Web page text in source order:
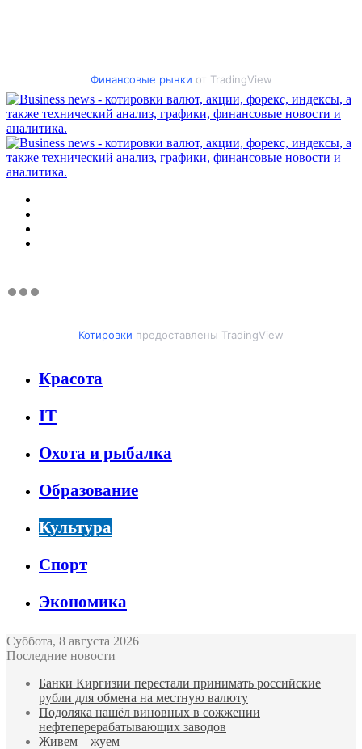
Финансовые рынки от TradingView
Котировки предоставлены TradingView
Красота
IT
Охота и рыбалка
Образование
Культура
Спорт
Экономика
Суббота, 8 августа 2026
Последние новости
Банки Киргизии перестали принимать российские
рубли для обмена на местную валюту
Подоляка нашёл виновных в сожжении
нефтеперерабатывающих заводов
Живем – жуем